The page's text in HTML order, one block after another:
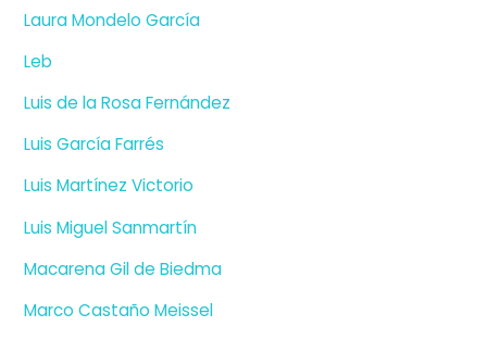
Laura Mondelo García
Leb
Luis de la Rosa Fernández
Luis García Farrés
Luis Martínez Victorio
Luis Miguel Sanmartín
Macarena Gil de Biedma
Marco Castaño Meissel